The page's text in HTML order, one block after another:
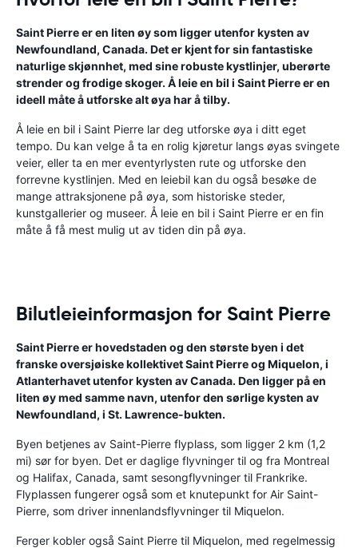
Saint Pierre er en liten øy som ligger utenfor kysten av
Newfoundland, Canada. Det er kjent for sin fantastiske
naturlige skjønnhet, med sine robuste kystlinjer, uberørte
strender og frodige skoger. Å leie en bil i Saint Pierre er en
ideell måte å utforske alt øya har å tilby.
Å leie en bil i Saint Pierre lar deg utforske øya i ditt eget
tempo. Du kan velge å ta en rolig kjøretur langs øyas svingete
veier, eller ta en mer eventyrlysten rute og utforske den
forrevne kystlinjen. Med en leiebil kan du også besøke de
mange attraksjonene på øya, som historiske steder,
kunstgallerier og museer. Å leie en bil i Saint Pierre er en fin
måte å få mest mulig ut av tiden din på øya.
Bilutleieinformasjon for Saint Pierre
Saint Pierre er hovedstaden og den største byen i det
franske oversjøiske kollektivet Saint Pierre og Miquelon, i
Atlanterhavet utenfor kysten av Canada. Den ligger på en
liten øy med samme navn, utenfor den sørlige kysten av
Newfoundland, i St. Lawrence-bukten.
Byen betjenes av Saint-Pierre flyplass, som ligger 2 km (1,2
mi) sør for byen. Det er daglige flyvninger til og fra Montreal
og Halifax, Canada, samt sesongflyvninger til Frankrike.
Flyplassen fungerer også som et knutepunkt for Air Saint-
Pierre, som driver innenlandsflyvninger til Miquelon.
Ferger kobler også Saint Pierre til Miquelon, med regelmessig